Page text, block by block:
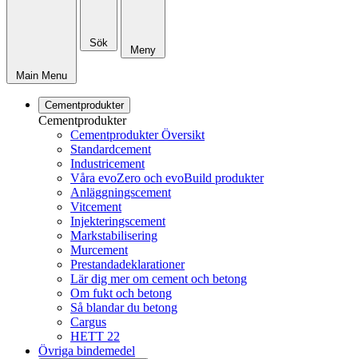
Main Menu
Sök
Meny
Cementprodukter
Cementprodukter
Cementprodukter Översikt
Standardcement
Industricement
Våra evoZero och evoBuild produkter
Anläggningscement
Vitcement
Injekteringscement
Markstabilisering
Murcement
Prestandadeklarationer
Lär dig mer om cement och betong
Om fukt och betong
Så blandar du betong
Cargus
HETT 22
Övriga bindemedel